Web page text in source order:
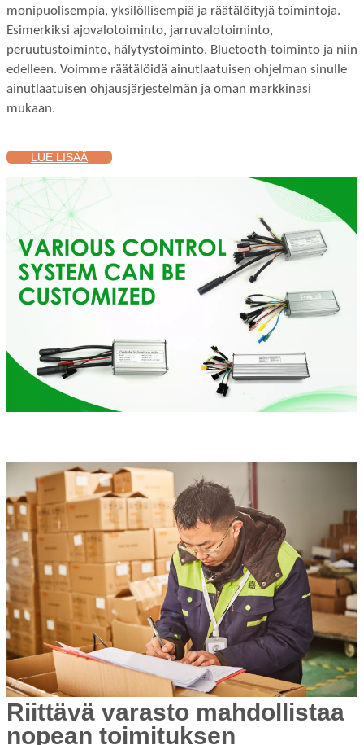
monipuolisempia, yksilöllisempiä ja räätälöityjä toimintoja.
Esimerkiksi ajovalotoiminto, jarruvalotoiminto,
peruutustoiminto, hälytystoiminto, Bluetooth-toiminto ja niin
edelleen. Voimme räätälöidä ainutlaatuisen ohjelman sinulle
ainutlaatuisen ohjausjärjestelmän ja oman markkinasi
mukaan.
LUE LISÄÄ
Riittävä varasto mahdollistaa
nopean toimituksen